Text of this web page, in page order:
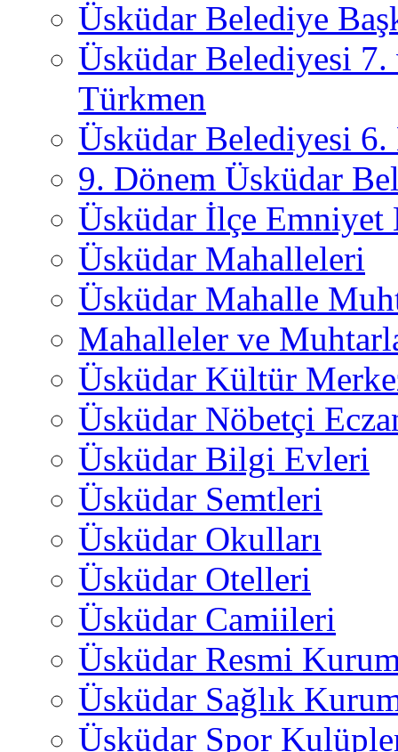
Üsküdar Belediye
Üsküdar Belediyesi
Türkmen
Üsküdar Belediyesi 6.
9. Dönem Üsküdar
Üsküdar İlçe
Üsküdar Mahalleleri
Üsküdar Mahalle
Mahalleler ve
Üsküdar Kültür
Üsküdar Nöbetçi
Üsküdar Bilgi Evleri
Üsküdar Semtleri
Üsküdar Okulları
Üsküdar Otelleri
Üsküdar Camiileri
Üsküdar Resmi
Üsküdar Sağlık
Üsküdar Spor